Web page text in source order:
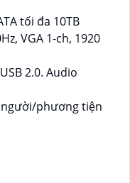
tối đa 10TB
VGA 1-ch, 1920
2.0. Audio
phương tiện